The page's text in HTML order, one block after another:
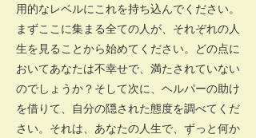
用的なレベルにこれを持ち込んでください。
まずここに集まる全ての人が、それぞれの人
生を見ることから始めてください。どの点に
おいてあなたは不幸せで、満たされていない
のでしょうか？そして次に、ヘルパーの助け
を借りて、自分の隠された態度を調べてくだ
さい。それは、あなたの人生で、ずっと何か